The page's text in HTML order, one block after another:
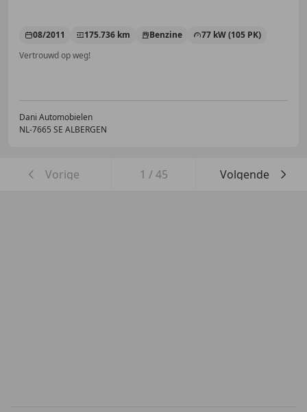
08/2011 175.736 km Benzine
77 kW (105 PK)
Vertrouwd op weg!
Dani Automobielen
NL-7665 SE ALBERGEN
Vorige 1 /45 Volgende